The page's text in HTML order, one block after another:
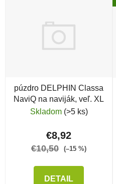
púzdro DELPHIN Classa
NaviQ na naviják, veľ. XL
Skladom (>5 ks)
€8,92
€10,50 (–15 %)
DETAIL